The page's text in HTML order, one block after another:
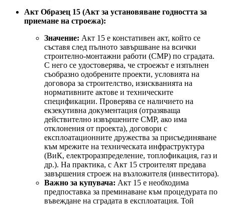
Акт Образец 15 (Акт за установяване годността за
приемане на строежа):
Значение: Акт 15 е констативен акт, който се
съставя след пълното завършване на всички
строително-монтажни работи (СМР) по сградата.
С него се удостоверява, че строежът е изпълнен
съобразно одобрените проекти, условията на
договора за строителство, изискванията на
нормативните актове и техническите
спецификации. Проверява се наличието на
екзекутивна документация (отразяваща
действително извършените СМР, ако има
отклонения от проекта), договори с
експлоатационните дружества за присъединяване
към мрежите на техническата инфраструктура
(ВиК, електроразпределение, топлофикация, газ и
др.). На практика, с Акт 15 строителят предава
завършения строеж на възложителя (инвеститора).
Важно за купувача: Акт 15 е необходима
предпоставка за преминаване към процедурата по
въвеждане на сградата в експлоатация. Той